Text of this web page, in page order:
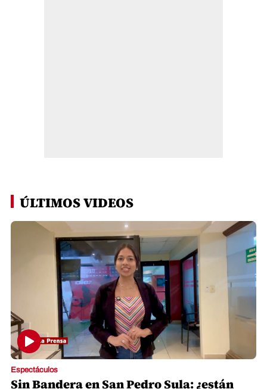
ÚLTIMOS VIDEOS
Espectáculos
Sin Bandera en San Pedro Sula: ¿están